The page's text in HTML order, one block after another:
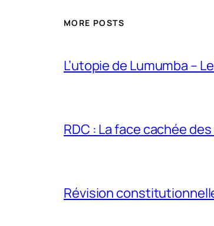
MORE POSTS
L’utopie de Lumumba –
RDC : La face cachée
Révision